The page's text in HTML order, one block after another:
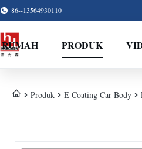
86--13564930110
RUMAH PRODUK
Produk E Coating Car Body